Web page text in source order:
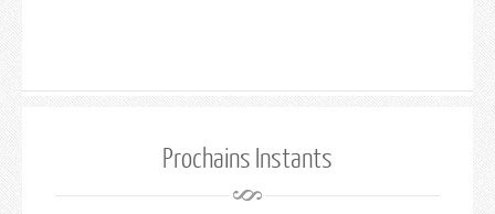
Prochains Instants